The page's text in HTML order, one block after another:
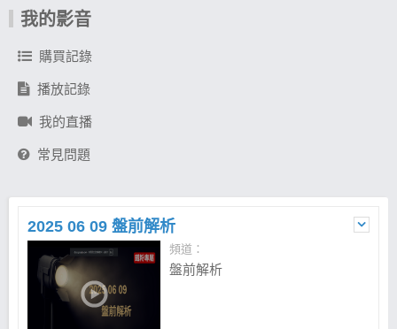
我的影音
購買記錄
播放記錄
我的直播
常見問題
2025 06 09 盤前解析
頻道：
盤前解析